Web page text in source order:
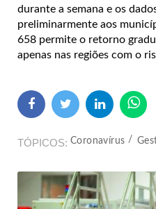
durante a semana e os
preliminarmente aos
658 permite o retorno
apenas nas regiões com o
TÓPICOS Coronavírus